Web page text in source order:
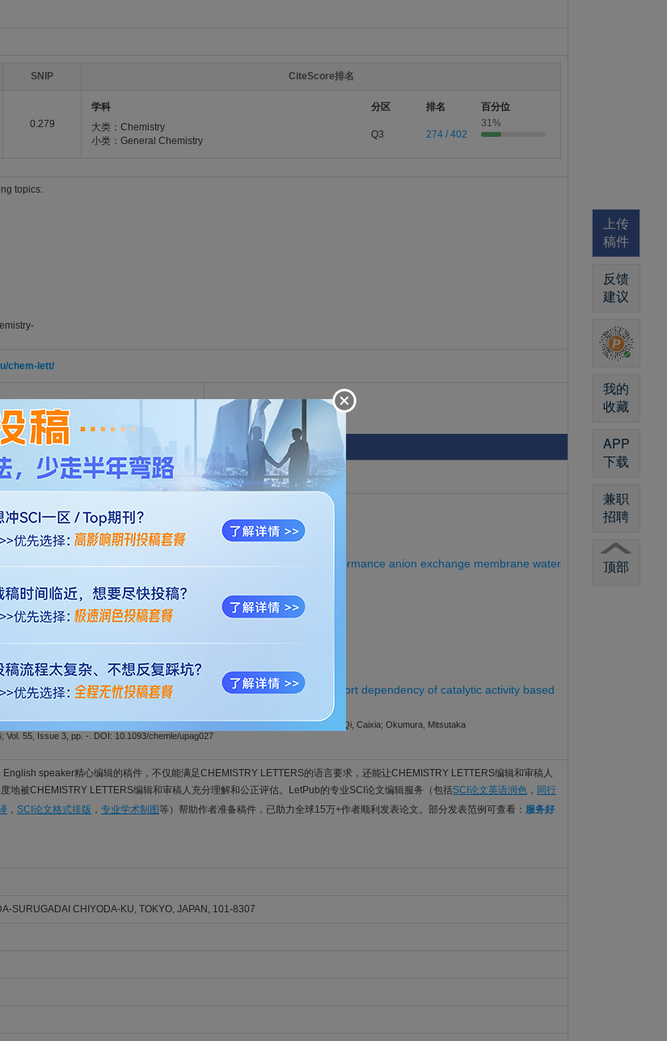
SNIP CiteScore排名
0.279
学科 分区 排名
百分位
大类：Chemistry
小类：General Chemistry
Q3 274 / 402
31%
topics:
chem-lett/
VIP可免费下载，并享1w+期刊模板资源。
chem-lett/esub/index.html
labeled poloxamer 188 via live-cell imaging
Guohong; Chen, Bo
Vol. 55, Issue 5, pp. -. DOI: 10.1093/chemle/upag062
by in situ deposition and topological transformation for high-performance anion exchange membrane water
Zezheng; Zeng, Ning; Yang, Liuxin; Ge, Xingbo; Cai, Jinguang
Vol. 55, Issue 5, pp. -. DOI: 10.1093/chemle/upag077
templated by a low-molecular-weight copolymer surfactant
Yang, Jian; Feng, Chun; Gu, Jinlou
Vol. 55, Issue 4, pp. -. DOI: 10.1093/chemle/upag053
epoxidation over ZrO2-supported Au catalyst: understanding support dependency of catalytic activity based
Yonemori, Tomohisa; Ishimaru, Yuhki; Kawakami, Takashi; Yamanaka, Shusuke; Qi, Caixia; Okumura, Mitsutaka
Vol. 55, Issue 3, pp. -. DOI: 10.1093/chemle/upag027
speaker精心编辑的稿件，不仅能满足CHEMISTRY LETTERS的语言要求，还能让CHEMISTRY LETTERS编辑和审稿人
地被CHEMISTRY LETTERS编辑和审稿人充分理解和公正评估。LetPub的专业SCI论文编辑服务（包括SCI论文英语润色 ， 同行
， SCI论文格式排版 ， 专业学术制图等）帮助作者准备稿件，已助力全球15万+作者顺利发表论文。部分发表范例可查看： 服务好
SURUGADAI CHIYODA-KU, TOKYO, JAPAN, 101-8307
上传
稿件
反馈
建议
我的
收藏
APP
下载
兼职
招聘
顶部